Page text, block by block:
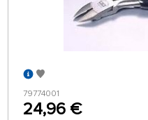
79774001
24,96 €